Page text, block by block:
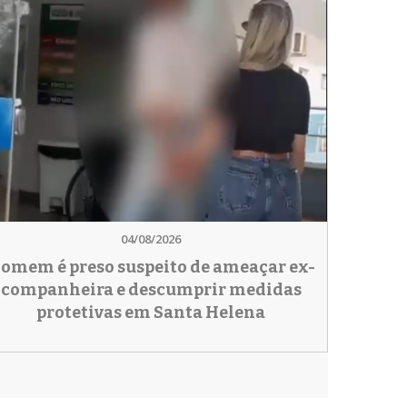
04/08/2026
é preso suspeito de ameaçar ex-
companheira e descumprir medidas
protetivas em Santa Helena